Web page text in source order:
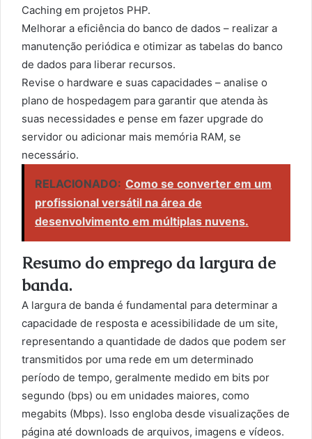
Caching em projetos PHP.
Melhorar a eficiência do banco de dados – realizar a
manutenção periódica e otimizar as tabelas do banco
de dados para liberar recursos.
Revise o hardware e suas capacidades – analise o
plano de hospedagem para garantir que atenda às
suas necessidades e pense em fazer upgrade do
servidor ou adicionar mais memória RAM, se
necessário.
RELACIONADO: Como se converter em um
profissional versátil na área de
desenvolvimento em múltiplas nuvens.
Resumo do emprego da largura de
banda.
A largura de banda é fundamental para determinar a
capacidade de resposta e acessibilidade de um site,
representando a quantidade de dados que podem ser
transmitidos por uma rede em um determinado
período de tempo, geralmente medido em bits por
segundo (bps) ou em unidades maiores, como
megabits (Mbps). Isso engloba desde visualizações de
página até downloads de arquivos, imagens e vídeos.